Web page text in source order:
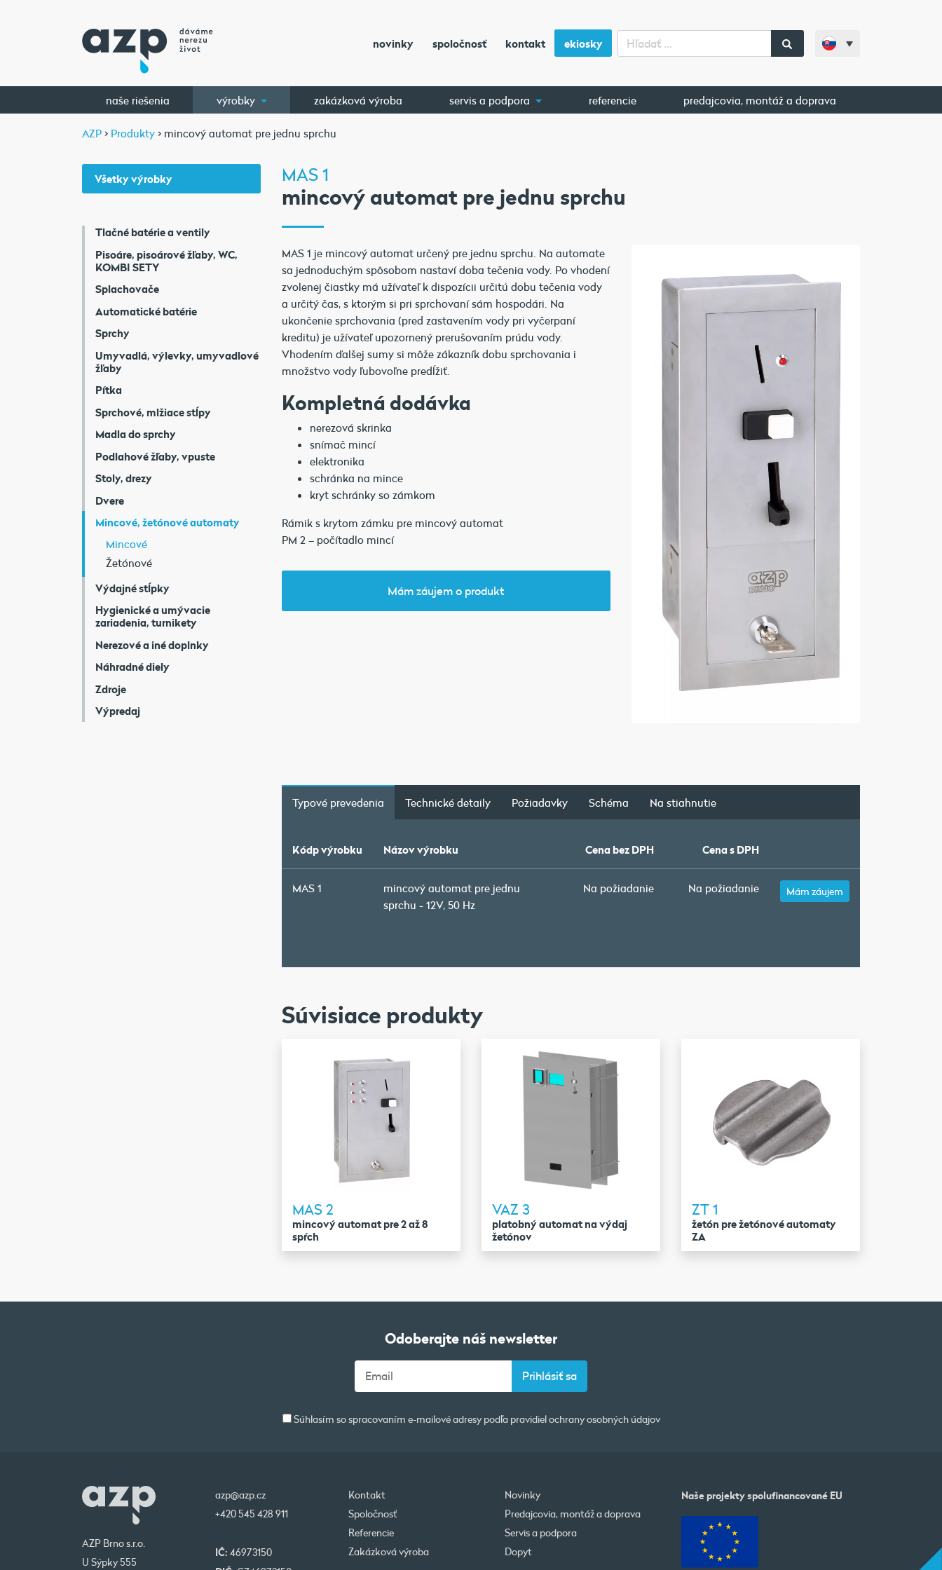
novinky spoločnosť kontakt ekiosky
naše riešenia výrobky zakázková výroba servis a podpora referencie predajcovia, montáž a doprava
AZP > Produkty > mincový automat pre jednu sprchu
Všetky výrobky
Tlačné batérie a ventily
Pisoáre, pisoárové žľaby, WC,
KOMBI SETY
Splachovače
Automatické batérie
Sprchy
Umyvadlá, výlevky, umyvadlové
žľaby
Pítka
Sprchové, mlžiace stĺpy
Madla do sprchy
Podlahové žľaby, vpuste
Stoly, drezy
Dvere
Mincové, žetónové automaty
Mincové
Žetónové
Výdajné stĺpky
Hygienické a umývacie
zariadenia, turnikety
Nerezové a iné doplnky
Náhradné diely
Zdroje
Výpredaj
MAS 1
mincový automat pre jednu sprchu
MAS 1 je mincový automat určený pre jednu sprchu. Na automate
sa jednoduchým spôsobom nastaví doba tečenia vody. Po vhodení
zvolenej čiastky má užívateľ k dispozícii určitú dobu tečenia vody
a určitý čas, s ktorým si pri sprchovaní sám hospodári. Na
ukončenie sprchovania (pred zastavením vody pri vyčerpaní
kreditu) je užívateľ upozornený prerušovaním prúdu vody.
Vhodením ďalšej sumy si môže zákazník dobu sprchovania i
množstvo vody ľubovoľne predĺžiť.
Kompletná dodávka
nerezová skrinka
snímač mincí
elektronika
schránka na mince
kryt schránky so zámkom
Rámik s krytom zámku pre mincový automat
PM 2 – počítadlo mincí
Mám záujem o produkt
Typové prevedenia Technické detaily Požiadavky Schéma Na stiahnutie
Kódp výrobku Názov výrobku Cena bez DPH Cena s DPH
MAS 1
mincový automat pre jednu
sprchu - 12V, 50 Hz
Na požiadanie Na požiadanie Mám záujem
Súvisiace produkty
MAS 2
mincový automat pre 2 až 8
spŕch
VAZ 3
platobný automat na výdaj
žetónov
ZT 1
žetón pre žetónové automaty
ZA
Odoberajte náš newsletter
Súhlasím so spracovaním e-mailové adresy podľa pravidielochrany osobných údajov
AZP Brno s.r.o.
U Sýpky 555
azp@azp.cz
+420 545 428 911
IČ: 46973150
Kontakt
Novinky
Spoločnosť
Predajcovia, montáž a doprava
Referencie
Servis a podpora
Zakázková výroba
Dopyt
Naše projekty spolufinancované EU